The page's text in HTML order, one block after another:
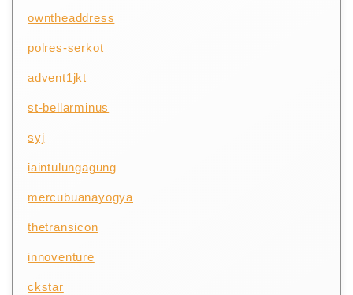
owntheaddress
polres-serkot
advent1jkt
st-bellarminus
syj
iaintulungagung
mercubuanayogya
thetransicon
innoventure
ckstar